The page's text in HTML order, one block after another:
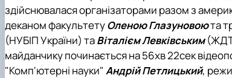
здійснювалася організаторами разом з
деканом факультетуОленою Глазуновоюта
(НУБІП України) таВіталієм Левківським
майданчику починається на 56хв 22сек
"Комп'ютерні науки" Андрій Петлицький,